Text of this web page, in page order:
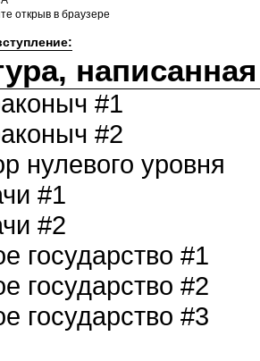
открыв в браузере
#1
#2
нулевого уровня
#1
#2
государство #1
государство #2
государство #3